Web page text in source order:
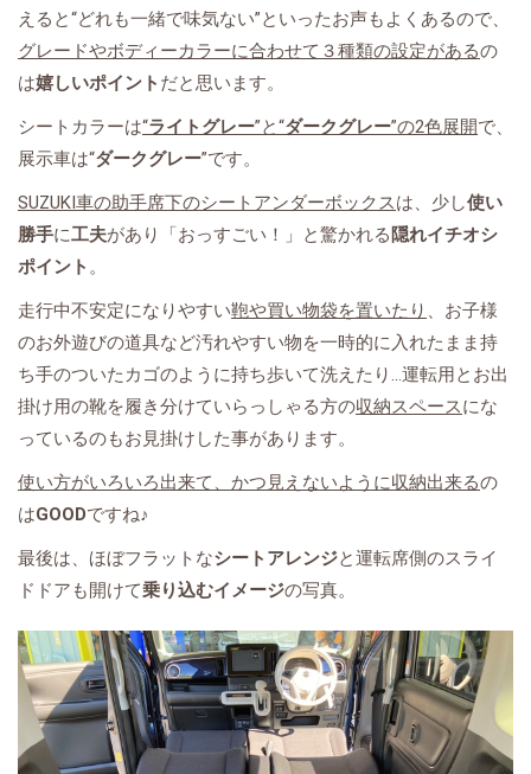
えると“どれも一緒で味気ない”といったお声もよくあるので、
グレードやボディーカラーに合わせて３種類の設定があるの
は嬉しいポイント だと思います。
シートカラーは“ライトグレー”と“ダークグレー”の2色展開で、
展示車は“ダークグレー”です。
SUZUKI車の助手席下のシートアンダーボックスは、少し使い
勝手に工夫があり「おっすごい！」と驚かれる 隠れイチオシ
ポイント 。
走行中不安定になりやすい鞄や買い物袋を置いたり 、お子様
のお外遊びの道具など汚れやすい物を一時的に入れたまま持
ち手のついたカゴのように持ち歩いて洗えたり...運転用とお出
掛け用の靴を履き分けていらっしゃる方の収納スペースにな
っているのもお見掛けした事があります。
使い方がいろいろ出来て、かつ見えないように収納出来るの
はGOODですね♪
最後は、ほぼフラットなシートアレンジと運転席側のスライ
ドドアも開けて乗り込むイメージの写真。